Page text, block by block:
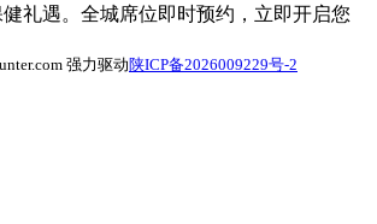
礼遇。全城席位即时预约，立即开启您
强力驱动陕ICP备2026009229号-2